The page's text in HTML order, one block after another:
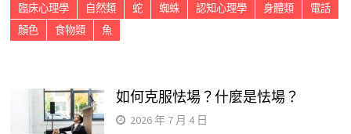
臨床心理學
自然類 蛇 蜘蛛 認知心理學 身體類
電話
顏色
食物類 魚
如何克服怯場？什麼是怯場？
2026 年 7 月 4 日